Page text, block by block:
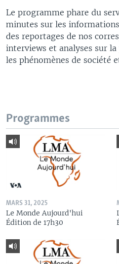
Le programme phare du
minutes sur les
des reportages de nos
interviews et analyses sur
les phénomènes de société
Programmes
MARS 31, 2025
Le Monde Aujourd'hui
Édition de 17h30